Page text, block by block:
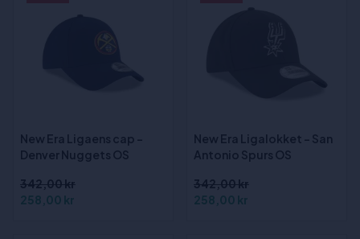
New Era Ligaens cap -
Denver Nuggets OS
342,00 kr
258,00 kr
New Era Ligalokket - San
Antonio Spurs OS
342,00 kr
258,00 kr